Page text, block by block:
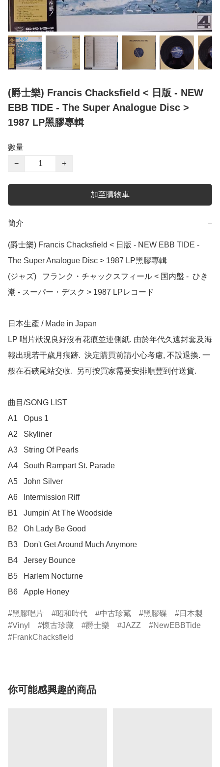
(爵士樂) Francis Chacksfield < 日版 - NEW
EBB TIDE - The Super Analogue Disc >
1987 LP黑膠專輯
數量
−
+
加至購物車
簡介 −
(爵士樂) Francis Chacksfield < 日版 - NEW EBB TIDE -
The Super Analogue Disc > 1987 LP黑膠專輯
(ジャズ)   フランク・チャックスフィール < 国内盤 -  ひき
潮 - スーパー・デスク > 1987 LPレコード
日本生產 / Made in Japan
LP 唱片狀況良好沒有花痕並連側紙. 由於年代久遠封套及海
報出現若干歲月痕跡.  決定購買前請小心考慮, 不設退換. 一
般在石硤尾站交收.  另可按買家需要安排順豐到付送貨.
曲目/SONG LIST
A1	Opus 1
A2	Skyliner
A3	String Of Pearls
A4	South Rampart St. Parade
A5	John Silver
A6	Intermission Riff
B1	Jumpin' At The Woodside
B2	Oh Lady Be Good
B3	Don't Get Around Much Anymore
B4	Jersey Bounce
B5	Harlem Nocturne
B6	Apple Honey
黑膠唱片 昭和時代 中古珍藏 黑膠碟
日本製
Vinyl
懷古珍藏 爵士樂 JAZZ
NewEBBTide
FrankChacksfield
你可能感興趣的商品